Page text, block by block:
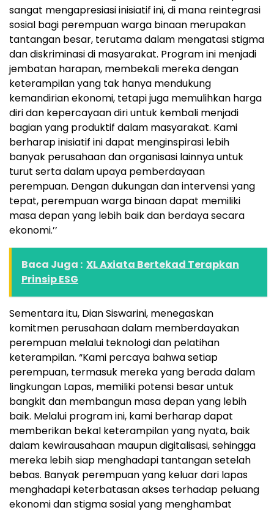
sangat mengapresiasi inisiatif ini, di mana reintegrasi
sosial bagi perempuan warga binaan merupakan
tantangan besar, terutama dalam mengatasi stigma
dan diskriminasi di masyarakat. Program ini menjadi
jembatan harapan, membekali mereka dengan
keterampilan yang tak hanya mendukung
kemandirian ekonomi, tetapi juga memulihkan harga
diri dan kepercayaan diri untuk kembali menjadi
bagian yang produktif dalam masyarakat. Kami
berharap inisiatif ini dapat menginspirasi lebih
banyak perusahaan dan organisasi lainnya untuk
turut serta dalam upaya pemberdayaan
perempuan. Dengan dukungan dan intervensi yang
tepat, perempuan warga binaan dapat memiliki
masa depan yang lebih baik dan berdaya secara
ekonomi.’’
Baca Juga : XL Axiata Bertekad Terapkan
Prinsip ESG
Sementara itu, Dian Siswarini, menegaskan
komitmen perusahaan dalam memberdayakan
perempuan melalui teknologi dan pelatihan
keterampilan. “Kami percaya bahwa setiap
perempuan, termasuk mereka yang berada dalam
lingkungan Lapas, memiliki potensi besar untuk
bangkit dan membangun masa depan yang lebih
baik. Melalui program ini, kami berharap dapat
memberikan bekal keterampilan yang nyata, baik
dalam kewirausahaan maupun digitalisasi, sehingga
mereka lebih siap menghadapi tantangan setelah
bebas. Banyak perempuan yang keluar dari lapas
menghadapi keterbatasan akses terhadap peluang
ekonomi dan stigma sosial yang menghambat